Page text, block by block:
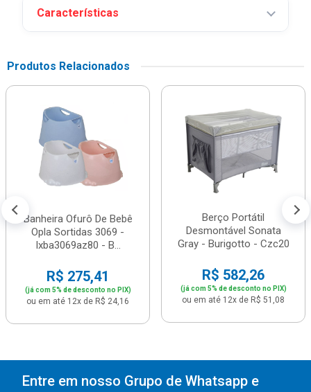
Características
Produtos Relacionados
Banheira Ofurô De Bebê
Opla Sortidas 3069 -
Ixba3069az80 - B...
R$ 275,41
(já com 5% de desconto no PIX)
ou em até 12x de R$ 24,16
Berço Portátil
Desmontável Sonata
Gray - Burigotto - Czc20
R$ 582,26
(já com 5% de desconto no PIX)
ou em até 12x de R$ 51,08
Entre em nosso Grupo de Whatsapp e